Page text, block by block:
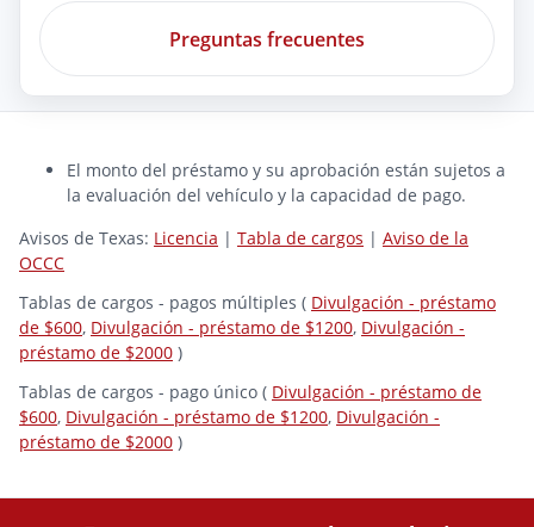
Preguntas frecuentes
El monto del préstamo y su aprobación están sujetos a
la evaluación del vehículo y la capacidad de pago.
Avisos de Texas: Licencia | Tabla de cargos | Aviso de la
OCCC
Tablas de cargos - pagos múltiples ( Divulgación - préstamo
de $600, Divulgación - préstamo de $1200, Divulgación -
préstamo de $2000 )
Tablas de cargos - pago único ( Divulgación - préstamo de
$600, Divulgación - préstamo de $1200, Divulgación -
préstamo de $2000 )